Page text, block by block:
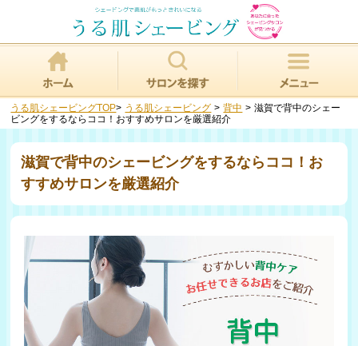
うる肌シェービングTOP> うる肌シェービング >背中 >滋賀で背中のシェー
ビングをするならココ！おすすめサロンを厳選紹介
滋賀で背中のシェービングをするならココ！お
すすめサロンを厳選紹介